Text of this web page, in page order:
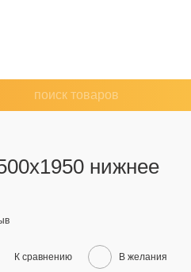
нижнее
К сравнению В желания